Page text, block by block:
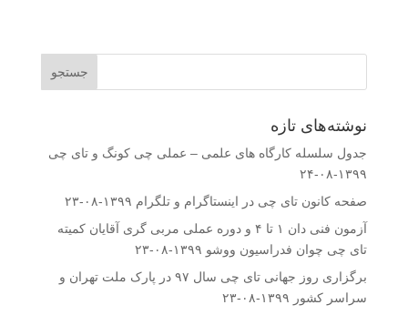
نوشته‌های تازه
جدول سلسله کارگاه های علمی – عملی چی کونگ و تای چی
۱۳۹۹-۰۸-۲۴
صفحه کانون تای چی در اینستاگرام و تلگرام ۱۳۹۹-۰۸-۲۳
آزمون فنی دان ۱ تا ۴ و دوره عملی مربی گری آقایان کمیته
تای چی چوان فدراسیون ووشو ۱۳۹۹-۰۸-۲۳
برگزاری روز جهانی تای چی سال ۹۷ در پارک ملت تهران و
سراسر کشور ۱۳۹۹-۰۸-۲۳